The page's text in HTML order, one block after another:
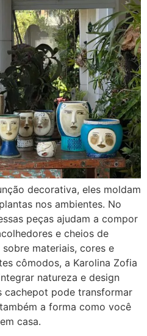
decorativa, eles moldam
nos ambientes. No
peças ajudam a compor
e cheios de
materiais, cores e
cômodos, a Karolina Zofia
natureza e design
cachepot pode transformar
a forma como você
casa.